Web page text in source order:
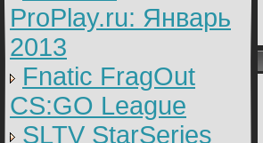
ProPlay.ru: Январь
2013
Fnatic FragOut
CS:GO League
SLTV StarSeries